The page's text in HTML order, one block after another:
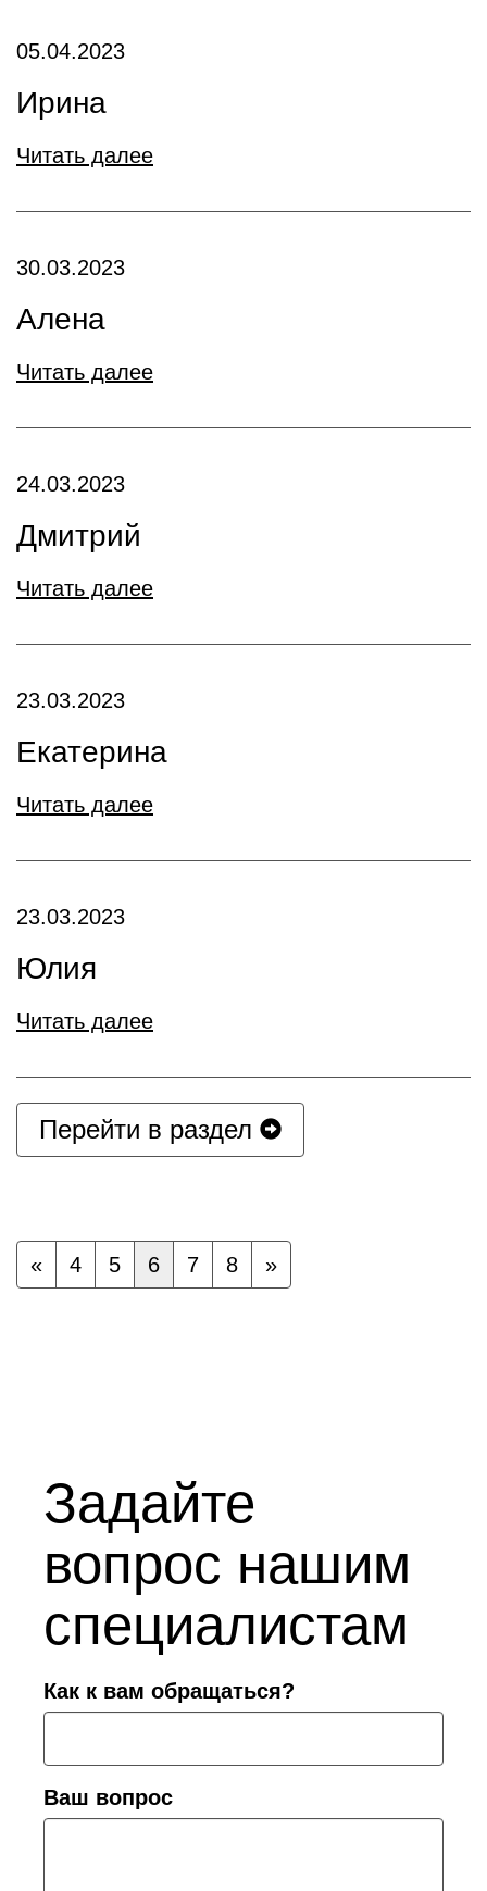
05.04.2023
Ирина
Читать далее
30.03.2023
Алена
Читать далее
24.03.2023
Дмитрий
Читать далее
23.03.2023
Екатерина
Читать далее
23.03.2023
Юлия
Читать далее
Перейти в раздел
« 4 5 6 7 8 »
Задайте
вопрос нашим
специалистам
Как к вам обращаться?
Ваш вопрос